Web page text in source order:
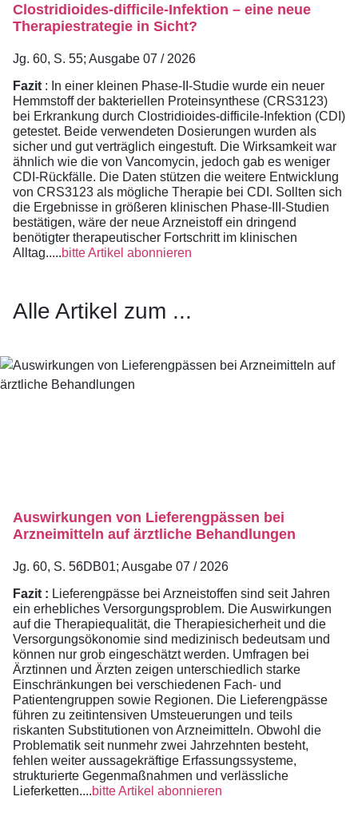
Clostridioides-difficile-Infektion – eine neue
Therapiestrategie in Sicht?
Jg. 60, S. 55; Ausgabe 07 / 2026
Fazit : In einer kleinen Phase-II-Studie wurde ein neuer
Hemmstoff der bakteriellen Proteinsynthese (CRS3123)
bei Erkrankung durch Clostridioides-difficile-Infektion (CDI)
getestet. Beide verwendeten Dosierungen wurden als
sicher und gut verträglich eingestuft. Die Wirksamkeit war
ähnlich wie die von Vancomycin, jedoch gab es weniger
CDI-Rückfälle. Die Daten stützen die weitere Entwicklung
von CRS3123 als mögliche Therapie bei CDI. Sollten sich
die Ergebnisse in größeren klinischen Phase-III-Studien
bestätigen, wäre der neue Arzneistoff ein dringend
benötigter therapeutischer Fortschritt im klinischen
Alltag.....bitte Artikel abonnieren
Alle Artikel zum ...
Auswirkungen von Lieferengpässen bei
Arzneimitteln auf ärztliche Behandlungen
Jg. 60, S. 56DB01; Ausgabe 07 / 2026
Fazit : Lieferengpässe bei Arzneistoffen sind seit Jahren
ein erhebliches Versorgungsproblem. Die Auswirkungen
auf die Therapiequalität, die Therapiesicherheit und die
Versorgungsökonomie sind medizinisch bedeutsam und
können nur grob eingeschätzt werden. Umfragen bei
Ärztinnen und Ärzten zeigen unterschiedlich starke
Einschränkungen bei verschiedenen Fach- und
Patientengruppen sowie Regionen. Die Lieferengpässe
führen zu zeitintensiven Umsteuerungen und teils
riskanten Substitutionen von Arzneimitteln. Obwohl die
Problematik seit nunmehr zwei Jahrzehnten besteht,
fehlen weiter aussagekräftige Erfassungssysteme,
strukturierte Gegenmaßnahmen und verlässliche
Lieferketten....bitte Artikel abonnieren